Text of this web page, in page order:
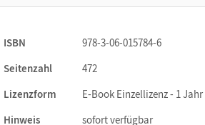
ISBN
978-3-06-015784-6
Seitenzahl
472
Lizenzform
E-Book Einzellizenz - 1 Jahr
Hinweis
sofort verfügbar